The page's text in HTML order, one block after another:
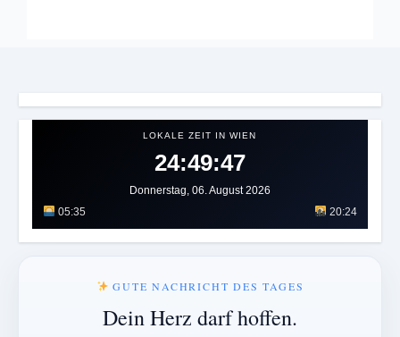
LOKALE ZEIT IN WIEN
24:49:51
Donnerstag, 06. August 2026
05:35
20:24
GUTE NACHRICHT DES TAGES
Dein Herz darf hoffen.